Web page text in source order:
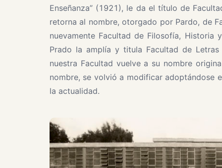
Enseñanza” (1921), le da el título de
retorna al nombre, otorgado por Pardo, de
nuevamente Facultad de Filosofía, Historia
Prado la amplía y titula Facultad de
nuestra Facultad vuelve a su nombre
nombre, se volvió a modificar adoptándose
la actualidad.